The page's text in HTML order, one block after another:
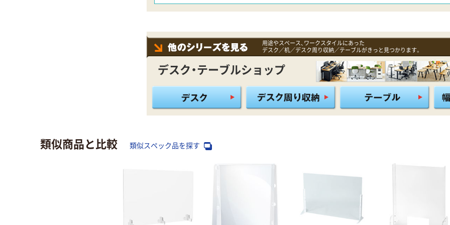
用途やスペース、ワークスタイルにあった
デスク／机／デスク周り収納／テーブルがきっと見つかります。
デスク・テーブルショップ
類似商品と比較 類似スペック品を探す